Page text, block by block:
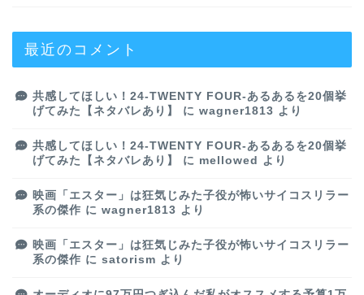
最近のコメント
共感してほしい！24-TWENTY FOUR-あるあるを20個挙
げてみた【ネタバレあり】
に wagner1813 より
共感してほしい！24-TWENTY FOUR-あるあるを20個挙
げてみた【ネタバレあり】
に mellowed より
映画「エスター」は狂気じみた子役が怖いサイコスリラー
系の傑作 に wagner1813 より
映画「エスター」は狂気じみた子役が怖いサイコスリラー
系の傑作 に satorism より